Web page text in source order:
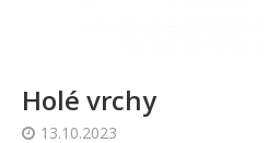
Holé vrchy
13.10.2023